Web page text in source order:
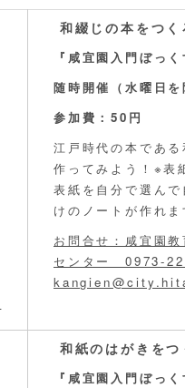
和綴じの本をつ
『咸宜園入門ぼっ
随時開催（水曜日
参加費：50円
江戸時代の本であ
作ってみよう！※表
表紙を自分で選ん
けのノートが作れ
お問合せ：咸宜園
センター 0973-
和紙のはがきを
『咸宜園入門ぼっ